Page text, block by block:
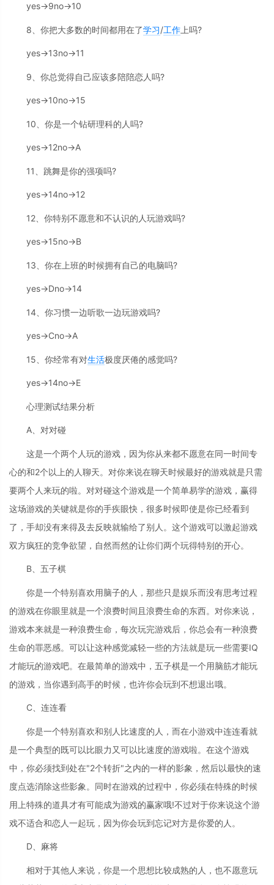
yes→9no→10
8、你把大多数的时间都用在了学习/工作 上吗?
yes→13no→11
9、你总觉得自己应该多陪陪恋人吗?
yes→10no→15
10、你是一个钻研理科的人吗?
yes→12no→A
11、跳舞是你的强项吗?
yes→14no→12
12、你特别不愿意和不认识的人玩游戏吗?
yes→15no→B
13、你在上班的时候拥有自己的电脑吗?
yes→Dno→14
14、你习惯一边听歌一边玩游戏吗?
yes→Cno→A
15、你经常有对生活极度厌倦的感觉吗?
yes→14no→E
心理测试结果分析
A、对对碰
这是一个两个人玩的游戏，因为你从来都不愿意在同一时间专
心的和2个以上的人聊天。对你来说在聊天时候最好的游戏就是只需
要两个人来玩的啦。对对碰这个游戏是一个简单易学的游戏，赢得
这场游戏的关键就是你的手疾眼快，很多时候即使是你已经看到
了，手却没有来得及去反映就输给了别人。这个游戏可以激起游戏
双方疯狂的竞争欲望，自然而然的让你们两个玩得特别的开心。
B、五子棋
你是一个特别喜欢用脑子的人，那些只是娱乐而没有思考过程
的游戏在你眼里就是一个浪费时间且浪费生命的东西。对你来说，
游戏本来就是一种浪费生命，每次玩完游戏后，你总会有一种浪费
生命的罪恶感。可以让这种感觉减轻一些的方法就是玩一些需要IQ
才能玩的游戏吧。在最简单的游戏中，五子棋是一个用脑筋才能玩
的游戏，当你遇到高手的时候，也许你会玩到不想退出哦。
C、连连看
你是一个特别喜欢和别人比速度的人，而在小游戏中连连看就
是一个典型的既可以比眼力又可以比速度的游戏啦。在这个游戏
中，你必须找到处在"2个转折"之内的一样的影象，然后以最快的速
度点选消除这些影象。同时在游戏的过程中，你必须在特殊的时候
用上特殊的道具才有可能成为游戏的赢家哦!不过对于你来说这个游
戏不适合和恋人一起玩，因为你会玩到忘记对方是你爱的人。
D、麻将
相对于其他人来说，你是一个思想比较成熟的人，也不愿意玩